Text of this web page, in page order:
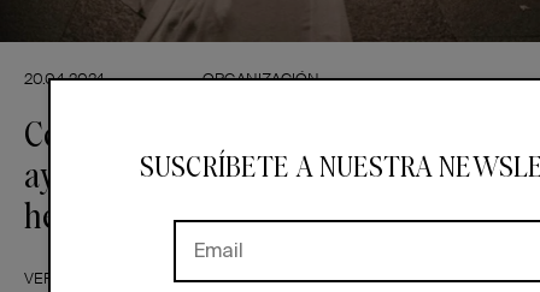
20.04.2024 ORGANIZACIÓN
Cosas que he descubierto
ayudando en la boda de mi
hermano
VER MÁS
SUSCRÍBETE A NUESTRA